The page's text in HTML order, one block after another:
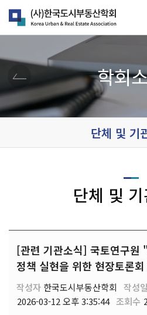
학회
단체 및 기
단체 및
[관련 기관소식] 국토연구원
정책 실현을 위한 현장토론
작성자 한국도시부동산학회
작성일
2026-03-12 오후 3:35:44 조회수